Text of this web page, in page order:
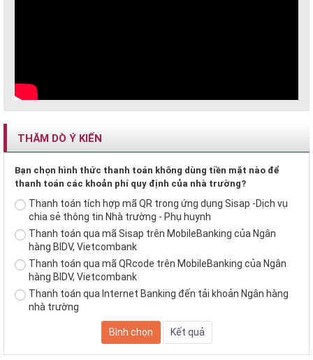
THĂM DÒ Ý KIẾN
Bạn chọn hình thức thanh toán không dùng tiền mặt nào để
thanh toán các khoản phí quy định của nhà trường?
Thanh toán tích hợp mã QR trong ứng dụng Sisap -Dịch vụ
chia sẻ thông tin Nhà trường - Phụ huynh
Thanh toán qua mã Sisap trên MobileBanking của Ngân
hàng BIDV, Vietcombank
Thanh toán qua mã QRcode trên MobileBanking của Ngân
hàng BIDV, Vietcombank
Thanh toán qua Internet Banking đến tải khoản Ngân hàng
nhà trường